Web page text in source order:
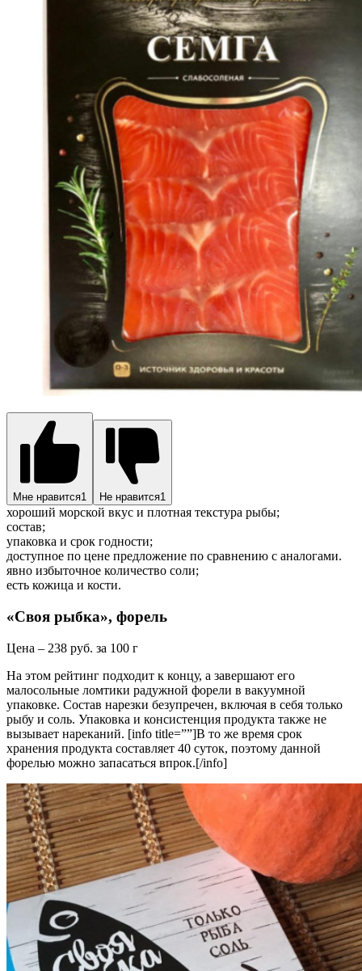
Мне нравится1 Не нравится1
хороший морской вкус и плотная текстура рыбы;
состав;
упаковка и срок годности;
доступное по цене предложение по сравнению с аналогами.
явно избыточное количество соли;
есть кожица и кости.
«Своя рыбка», форель
Цена – 238 руб. за 100 г
На этом рейтинг подходит к концу, а завершают его
малосольные ломтики радужной форели в вакуумной
упаковке. Состав нарезки безупречен, включая в себя только
рыбу и соль. Упаковка и консистенция продукта также не
вызывает нареканий. [info title=””]В то же время срок
хранения продукта составляет 40 суток, поэтому данной
форелью можно запасаться впрок.[/info]